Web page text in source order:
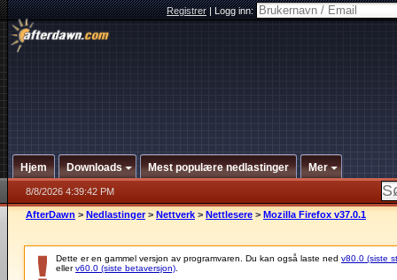
Registrer|Logg inn:
Hjem Downloads Mest populære nedlastinger Mer
8/8/2026 4:39:42 PM
AfterDawn > Nedlastinger > Nettverk > Nettlesere > Mozilla Firefox v37.0.1
Dette er en gammel versjon av programvaren. Du kan også laste ned v80.0 (siste
ellerv60.0 (siste betaversjon)